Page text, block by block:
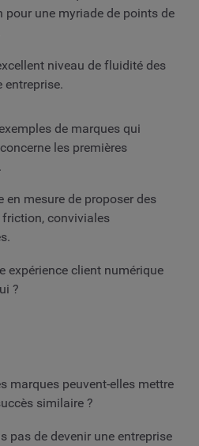
pour une myriade de points de
niveau de fluidité des
entreprise.
de marques qui
les premières
en mesure de proposer des
conviviales
expérience client numérique
?
marques peuvent-elles mettre
similaire ?
pas de devenir une entreprise